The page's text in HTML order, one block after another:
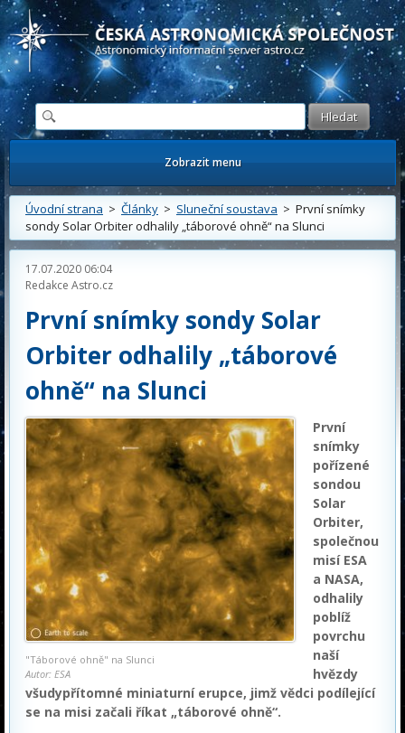
Česká astronomická společnost - Informační astronomický server
Zobrazit menu
Úvodní strana > Články > Sluneční soustava > První snímky
sondy Solar Orbiter odhalily „táborové ohně“ na Slunci
17.07.2020 06:04
Redakce Astro.cz
První snímky sondy Solar
Orbiter odhalily „táborové
ohně“ na Slunci
"Táborové ohně" na Slunci
Autor: ESA
První
snímky
pořízené
sondou
Solar
Orbiter,
společnou
misí ESA
a NASA,
odhalily
poblíž
povrchu
naší
hvězdy
všudypřítomné miniaturní erupce, jimž vědci podílející
se na misi začali říkat „táborové ohně“.